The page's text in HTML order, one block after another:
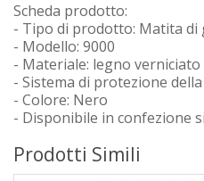
Scheda prodotto:
- Tipo di prodotto: Matita di
- Modello: 9000
- Materiale: legno verniciato
- Sistema di protezione
- Colore: Nero
- Disponibile in confezione
Prodotti Simili